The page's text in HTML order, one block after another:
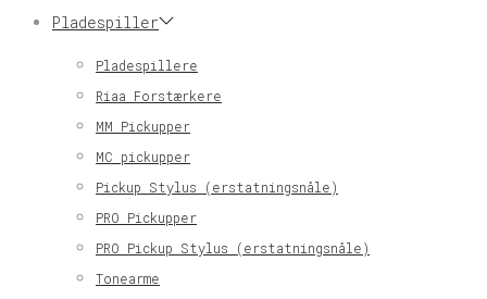
Pladespiller
Pladespillere
Riaa Forstærkere
MM Pickupper
MC pickupper
Pickup Stylus (erstatningsnåle)
PRO Pickupper
PRO Pickup Stylus (erstatningsnåle)
Tonearme